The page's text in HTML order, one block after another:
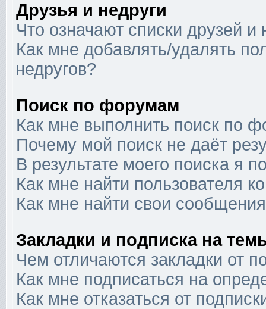
Друзья и недруги
Что означают списки друзей и
Как мне добавлять/удалять
недругов?
Поиск по форумам
Как мне выполнить поиск по
Почему мой поиск не даёт
В результате моего поиска я
Как мне найти пользователя
Как мне найти свои
Закладки и подписка на
Чем отличаются закладки от
Как мне подписаться на
Как мне отказаться от